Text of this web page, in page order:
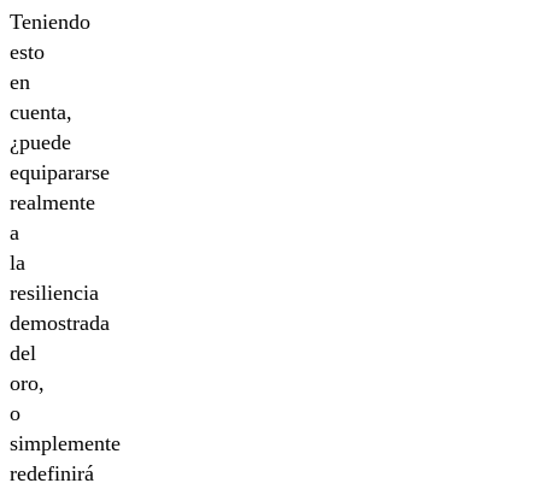
Teniendo
esto
en
cuenta,
¿puede
equipararse
realmente
a
la
resiliencia
demostrada
del
oro,
o
simplemente
redefinirá